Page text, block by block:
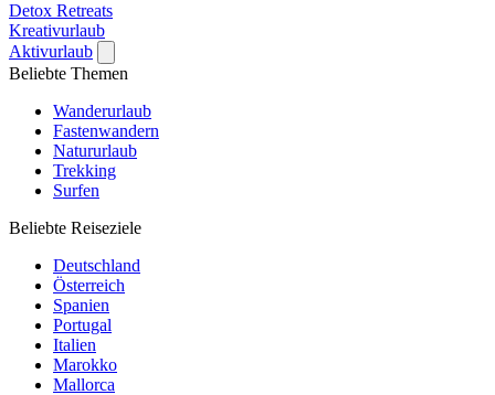
Detox Retreats
Kreativurlaub
Aktivurlaub
Beliebte Themen
Wanderurlaub
Fastenwandern
Natururlaub
Trekking
Surfen
Beliebte Reiseziele
Deutschland
Österreich
Spanien
Portugal
Italien
Marokko
Mallorca